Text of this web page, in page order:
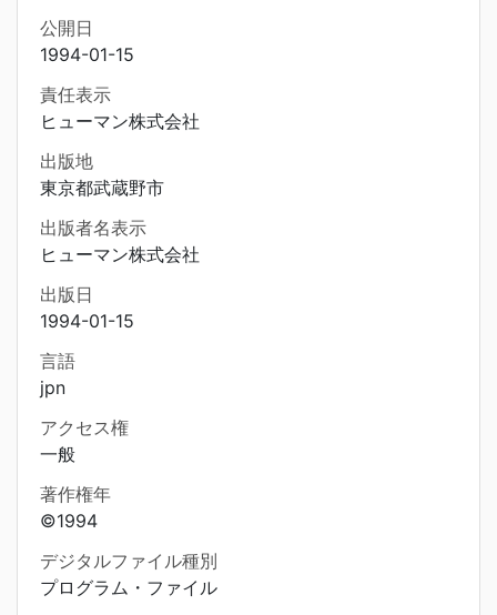
公開日
1994-01-15
責任表示
ヒューマン株式会社
出版地
東京都武蔵野市
出版者名表示
ヒューマン株式会社
出版日
1994-01-15
言語
jpn
アクセス権
一般
著作権年
©1994
デジタルファイル種別
プログラム・ファイル